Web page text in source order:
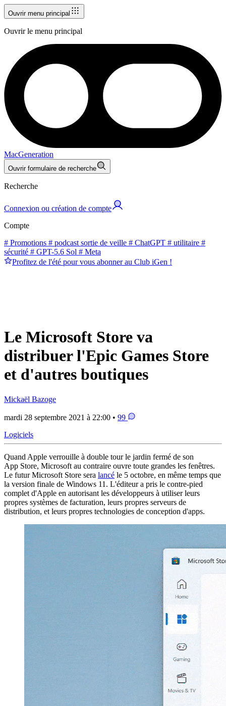
Ouvrir menu principal
Ouvrir le menu principal
MacGeneration
Ouvrir formulaire de recherche
Recherche
Connexion ou création de compte
Compte
# Promotions # podcast sortie de veille # ChatGPT # utilitaire #
sécurité # GPT-5.6 Sol # Meta
Profitez de l'été pour vous abonner au Club iGen !
Le Microsoft Store va
distribuer l'Epic Games Store
et d'autres boutiques
Mickaël Bazoge
mardi 28 septembre 2021 à 22:00 • 99
Logiciels
Quand Apple verrouille à double tour le jardin fermé de son
App Store, Microsoft au contraire ouvre toute grandes les fenêtres.
Le futur Microsoft Store sera lancé le 5 octobre, en même temps que
la version finale de Windows 11. L'éditeur a pris le contre-pied
complet d'Apple en autorisant les développeurs à utiliser leurs
propres systèmes de facturation, leurs propres serveurs de
distribution, et leurs propres technologies de conception d'apps.